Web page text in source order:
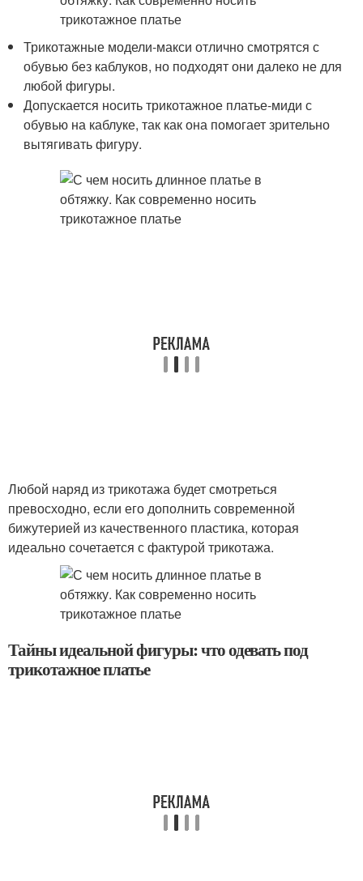
Трикотажные модели-макси отлично смотрятся с
обувью без каблуков, но подходят они далеко не для
любой фигуры.
Допускается носить трикотажное платье-миди с
обувью на каблуке, так как она помогает зрительно
вытягивать фигуру.
Любой наряд из трикотажа будет смотреться
превосходно, если его дополнить современной
бижутерией из качественного пластика, которая
идеально сочетается с фактурой трикотажа.
Тайны идеальной фигуры: что одевать под
трикотажное платье